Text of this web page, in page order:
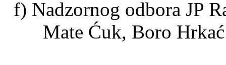
f) Nadzornog odbora JP
Mate Ćuk, Boro